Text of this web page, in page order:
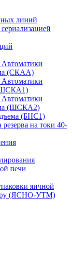
линий
(СКАА)
(ШСКА2)
(БНС1)
на токи 40-
печи
яичной
(ЯСНО-УТМ)